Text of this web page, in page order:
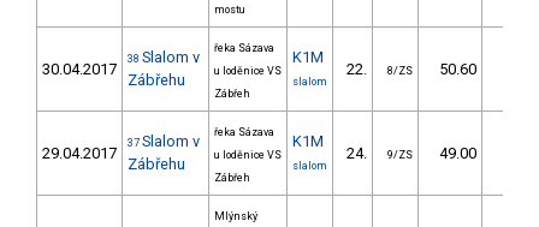
mostu
30.04.2017
38 Slalom v
Zábřehu
řeka Sázava
u loděnice VS
Zábřeh
K1M
slalom
22. 8/ZS 50.60
29.04.2017
37 Slalom v
Zábřehu
řeka Sázava
u loděnice VS
Zábřeh
K1M
slalom
24. 9/ZS 49.00
Mlýnský